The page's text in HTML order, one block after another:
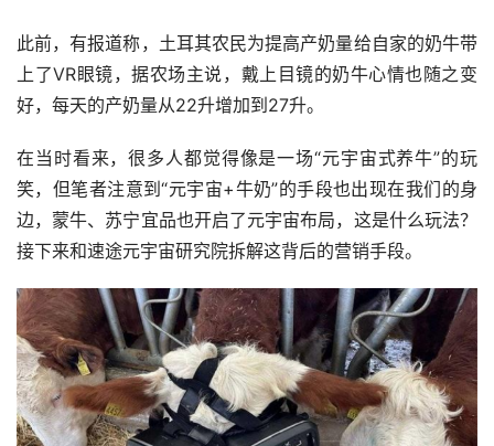
此前，有报道称，土耳其农民为提高产奶量给自家的奶牛带
上了VR眼镜，据农场主说，戴上目镜的奶牛心情也随之变
好，每天的产奶量从22升增加到27升。
在当时看来，很多人都觉得像是一场“元宇宙式养牛”的玩
笑，但笔者注意到“元宇宙+牛奶”的手段也出现在我们的身
边，蒙牛、苏宁宜品也开启了元宇宙布局，这是什么玩法？
接下来和速途元宇宙研究院拆解这背后的营销手段。